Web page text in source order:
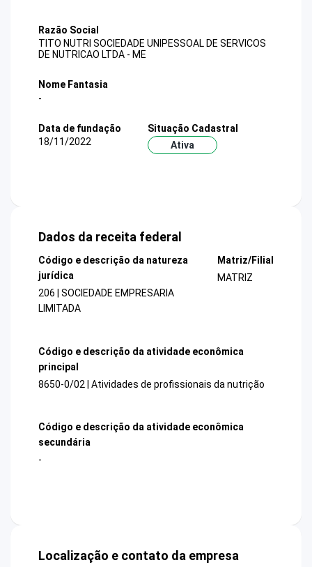
Razão Social
TITO NUTRI SOCIEDADE UNIPESSOAL DE SERVICOS
DE NUTRICAO LTDA - ME
Nome Fantasia
-
Data de fundação
18/11/2022
Situação Cadastral
Ativa
Dados da receita federal
Código e descrição da natureza
jurídica
206 | SOCIEDADE EMPRESARIA
LIMITADA
Matriz/Filial
MATRIZ
Código e descrição da atividade econômica
principal
8650-0/02 | Atividades de profissionais da nutrição
Código e descrição da atividade econômica
secundária
-
Localização e contato da empresa